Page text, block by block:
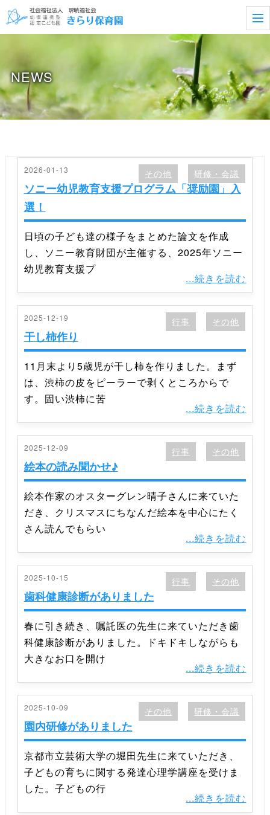
t
o
e
n
a
v
g
a
NEWS
2026-01-13
ソニー幼児教育支援プログラム「奨励園」入
選！
その他 研修・会議
日頃の子ども達の様子をまとめた論文を作成
し、ソニー教育財団が主催する、2025年ソニー
幼児教育支援プ
...続きを読む
2025-12-19
干し柿作り
行事 その他
11月末より5歳児が干し柿を作りました。まず
は、渋柿の皮をピーラーで剥くところからで
す。固い渋柿に苦
...続きを読む
2025-12-09
絵本の読み聞かせ♪
行事 その他
絵本作家のオスターグレン晴子さんに来ていた
だき、クリスマスにちなんだ絵本を中心にたく
さん読んでもらい
...続きを読む
2025-10-15
歯科健康診断がありました
行事 その他
春に引き続き、嘱託医の先生に来ていただき歯
科健康診断がありました。ドキドキしながらも
大きなお口を開け
...続きを読む
2025-10-09
園内研修がありました
その他 研修・会議
京都市立芸術大学の堀田先生に来ていただき、
子どもの育ちに関する発達心理学講座を受けま
した。子どもの行
...続きを読む